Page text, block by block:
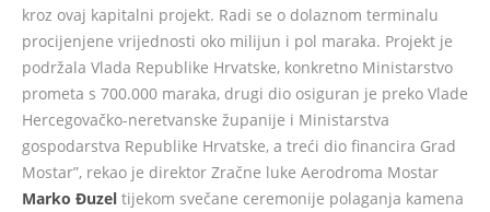
kroz ovaj kapitalni projekt. Radi se o dolaznom terminalu
procijenjene vrijednosti oko milijun i pol maraka. Projekt je
podržala Vlada Republike Hrvatske, konkretno Ministarstvo
prometa s 700.000 maraka, drugi dio osiguran je preko Vlade
Hercegovačko-neretvanske županije i Ministarstva
gospodarstva Republike Hrvatske, a treći dio financira Grad
Mostar”, rekao je direktor Zračne luke Aerodroma Mostar
Marko Đuzel tijekom svečane ceremonije polaganja kamena